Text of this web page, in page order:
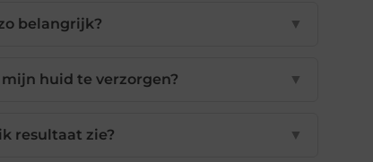
belangrijk? ▼
huid te verzorgen? ▼
resultaat zie? ▼